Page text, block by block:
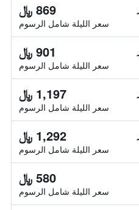
869 ﷼
سعر الليلة شامل الرسوم
901 ﷼
سعر الليلة شامل الرسوم
1,197 ﷼
سعر الليلة شامل الرسوم
1,292 ﷼
سعر الليلة شامل الرسوم
580 ﷼
سعر الليلة شامل الرسوم